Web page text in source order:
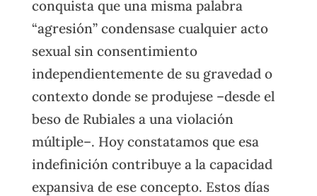
conquista que una misma palabra
“agresión” condensase cualquier acto
sexual sin consentimiento
independientemente de su gravedad o
contexto donde se produjese –desde el
beso de Rubiales a una violación
múltiple–. Hoy constatamos que esa
indefinición contribuye a la capacidad
expansiva de ese concepto. Estos días